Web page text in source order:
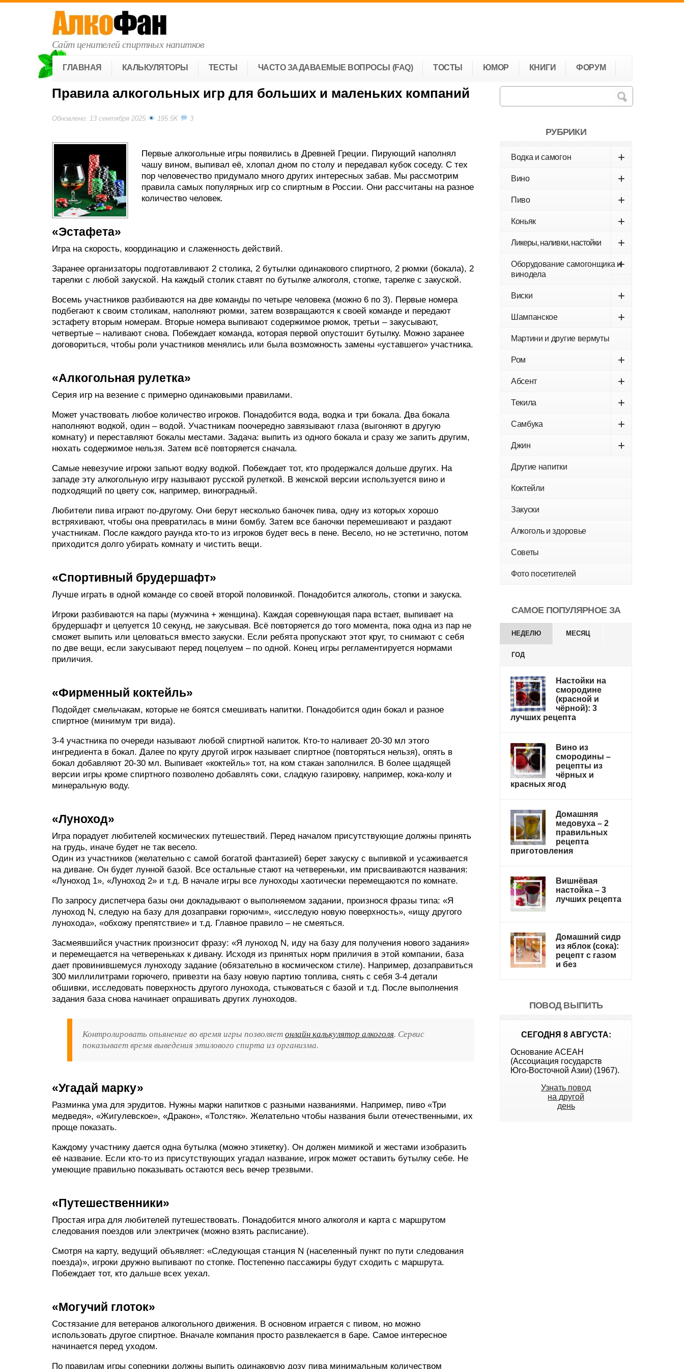
Сайт ценителей спиртных напитков
ГЛАВНАЯ КАЛЬКУЛЯТОРЫ ТЕСТЫ ЧАСТО ЗАДАВАЕМЫЕ ВОПРОСЫ (FAQ) ТОСТЫ ЮМОР КНИГИ ФОРУМ
Правила алкогольных игр для больших и маленьких компаний
Обновлено: 13 сентября 2025 195.5K 3
Первые алкогольные игры появились в Древней Греции. Пирующий наполнял
чашу вином, выпивал её, хлопал дном по столу и передавал кубок соседу. С тех
пор человечество придумало много других интересных забав. Мы рассмотрим
правила самых популярных игр со спиртным в России. Они рассчитаны на разное
количество человек.
«Эстафета»
Игра на скорость, координацию и слаженность действий.
Заранее организаторы подготавливают 2 столика, 2 бутылки одинакового спиртного, 2 рюмки (бокала), 2
тарелки с любой закуской. На каждый столик ставят по бутылке алкоголя, стопке, тарелке с закуской.
Восемь участников разбиваются на две команды по четыре человека (можно 6 по 3). Первые номера
подбегают к своим столикам, наполняют рюмки, затем возвращаются к своей команде и передают
эстафету вторым номерам. Вторые номера выпивают содержимое рюмок, третьи – закусывают,
четвертые – наливают снова. Побеждает команда, которая первой опустошит бутылку. Можно заранее
договориться, чтобы роли участников менялись или была возможность замены «уставшего» участника.
«Алкогольная рулетка»
Серия игр на везение с примерно одинаковыми правилами.
Может участвовать любое количество игроков. Понадобится вода, водка и три бокала. Два бокала
наполняют водкой, один – водой. Участникам поочередно завязывают глаза (выгоняют в другую
комнату) и переставляют бокалы местами. Задача: выпить из одного бокала и сразу же запить другим,
нюхать содержимое нельзя. Затем всё повторяется сначала.
Самые невезучие игроки запьют водку водкой. Побеждает тот, кто продержался дольше других. На
западе эту алкогольную игру называют русской рулеткой. В женской версии используется вино и
подходящий по цвету сок, например, виноградный.
Любители пива играют по-другому. Они берут несколько баночек пива, одну из которых хорошо
встряхивают, чтобы она превратилась в мини бомбу. Затем все баночки перемешивают и раздают
участникам. После каждого раунда кто-то из игроков будет весь в пене. Весело, но не эстетично, потом
приходится долго убирать комнату и чистить вещи.
«Спортивный брудершафт»
Лучше играть в одной команде со своей второй половинкой. Понадобится алкоголь, стопки и закуска.
Игроки разбиваются на пары (мужчина + женщина). Каждая соревнующая пара встает, выпивает на
брудершафт и целуется 10 секунд, не закусывая. Всё повторяется до того момента, пока одна из пар не
сможет выпить или целоваться вместо закуски. Если ребята пропускают этот круг, то снимают с себя
по две вещи, если закусывают перед поцелуем – по одной. Конец игры регламентируется нормами
приличия.
«Фирменный коктейль»
Подойдет смельчакам, которые не боятся смешивать напитки. Понадобится один бокал и разное
спиртное (минимум три вида).
3-4 участника по очереди называют любой спиртной напиток. Кто-то наливает 20-30 мл этого
ингредиента в бокал. Далее по кругу другой игрок называет спиртное (повторяться нельзя), опять в
бокал добавляют 20-30 мл. Выпивает «коктейль» тот, на ком стакан заполнился. В более щадящей
версии игры кроме спиртного позволено добавлять соки, сладкую газировку, например, кока-колу и
минеральную воду.
«Луноход»
Игра порадует любителей космических путешествий. Перед началом присутствующие должны принять
на грудь, иначе будет не так весело.
Один из участников (желательно с самой богатой фантазией) берет закуску с выпивкой и усаживается
на диване. Он будет лунной базой. Все остальные стают на четвереньки, им присваиваются названия:
«Луноход 1», «Луноход 2» и т.д. В начале игры все луноходы хаотически перемещаются по комнате.
По запросу диспетчера базы они докладывают о выполняемом задании, произнося фразы типа: «Я
луноход N, следую на базу для дозаправки горючим», «исследую новую поверхность», «ищу другого
лунохода», «обхожу препятствие» и т.д. Главное правило – не смеяться.
Засмеявшийся участник произносит фразу: «Я луноход N, иду на базу для получения нового задания»
и перемещается на четвереньках к дивану. Исходя из принятых норм приличия в этой компании, база
дает провинившемуся луноходу задание (обязательно в космическом стиле). Например, дозаправиться
300 миллилитрами горючего, привезти на базу новую партию топлива, снять с себя 3-4 детали
обшивки, исследовать поверхность другого лунохода, стыковаться с базой и т.д. После выполнения
задания база снова начинает опрашивать других луноходов.
Контролировать опьянение во время игры позволяет онлайн калькулятор алкоголя. Сервис
показывает время выведения этилового спирта из организма.
«Угадай марку»
Разминка ума для эрудитов. Нужны марки напитков с разными названиями. Например, пиво «Три
медведя», «Жигулевское», «Дракон», «Толстяк». Желательно чтобы названия были отечественными, их
проще показать.
Каждому участнику дается одна бутылка (можно этикетку). Он должен мимикой и жестами изобразить
её название. Если кто-то из присутствующих угадал название, игрок может оставить бутылку себе. Не
умеющие правильно показывать остаются весь вечер трезвыми.
«Путешественники»
Простая игра для любителей путешествовать. Понадобится много алкоголя и карта с маршрутом
следования поездов или электричек (можно взять расписание).
Смотря на карту, ведущий объявляет: «Следующая станция N (населенный пункт по пути следования
поезда)», игроки дружно выпивают по стопке. Постепенно пассажиры будут сходить с маршрута.
Побеждает тот, кто дальше всех уехал.
«Могучий глоток»
Состязание для ветеранов алкогольного движения. В основном играется с пивом, но можно
использовать другое спиртное. Вначале компания просто развлекается в баре. Самое интересное
начинается перед уходом.
По правилам игры соперники должны выпить одинаковую дозу пива минимальным количеством
РУБРИКИ
Водка и самогон +
Вино +
Пиво +
Коньяк +
Ликеры, наливки, настойки +
Оборудование самогонщика и
винодела
+
Виски +
Шампанское +
Мартини и другие вермуты
Ром +
Абсент +
Текила +
Самбука +
Джин +
Другие напитки
Коктейли
Закуски
Алкоголь и здоровье
Советы
Фото посетителей
САМОЕ ПОПУЛЯРНОЕ ЗА
НЕДЕЛЮ МЕСЯЦ
ГОД
Настойки на
смородине
(красной и
чёрной): 3
лучших рецепта
Вино из
смородины –
рецепты из
чёрных и
красных ягод
Домашняя
медовуха – 2
правильных
рецепта
приготовления
Вишнёвая
настойка – 3
лучших рецепта
Домашний сидр
из яблок (сока):
рецепт с газом
и без
ПОВОД ВЫПИТЬ
СЕГОДНЯ 8 АВГУСТА:
Основание АСЕАН
(Ассоциация государств
Юго-Восточной Азии) (1967).
Узнать повод
на другой
день